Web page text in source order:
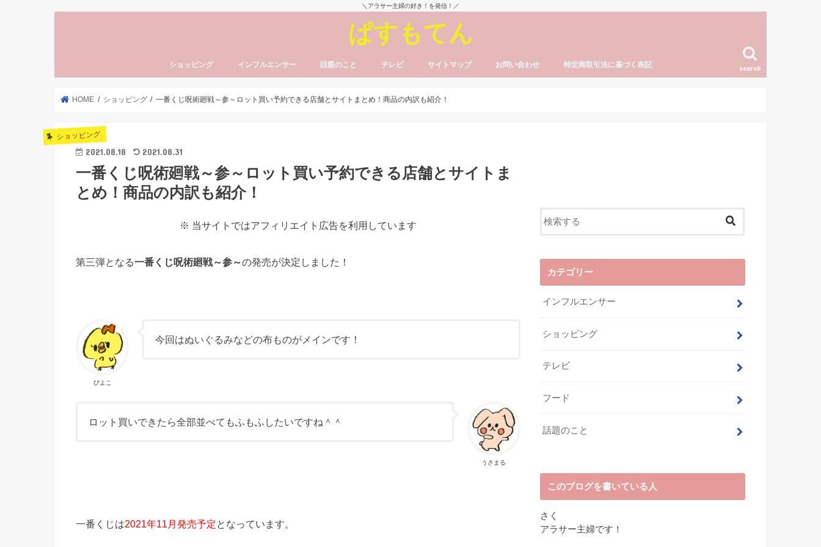
＼アラサー主婦の好き！を発信！／
ぱすもてん
search
ショッピング インフルエンサー 話題のこと テレビ サイトマップ お問い合わせ 特定商取引法に基づく表記
HOME ショッピング 一番くじ呪術廻戦～参～ロット買い予約できる店舗とサイトまとめ！商品の内訳も紹介！
ショッピング
2021.08.18 2021.08.31
一番くじ呪術廻戦～参～ロット買い予約できる店舗とサイトま
とめ！商品の内訳も紹介！
※ 当サイトではアフィリエイト広告を利用しています
第三弾となる一番くじ呪術廻戦～参～の発売が決定しました！
ぴよこ
今回はぬいぐるみなどの布ものがメインです！
うさまる
ロット買いできたら全部並べてもふもふしたいですね＾＾
一番くじは2021年11月発売予定 となっています。
カテゴリー
インフルエンサー
ショッピング
テレビ
フード
話題のこと
このブログを書いている人
さく
アラサー主婦です！